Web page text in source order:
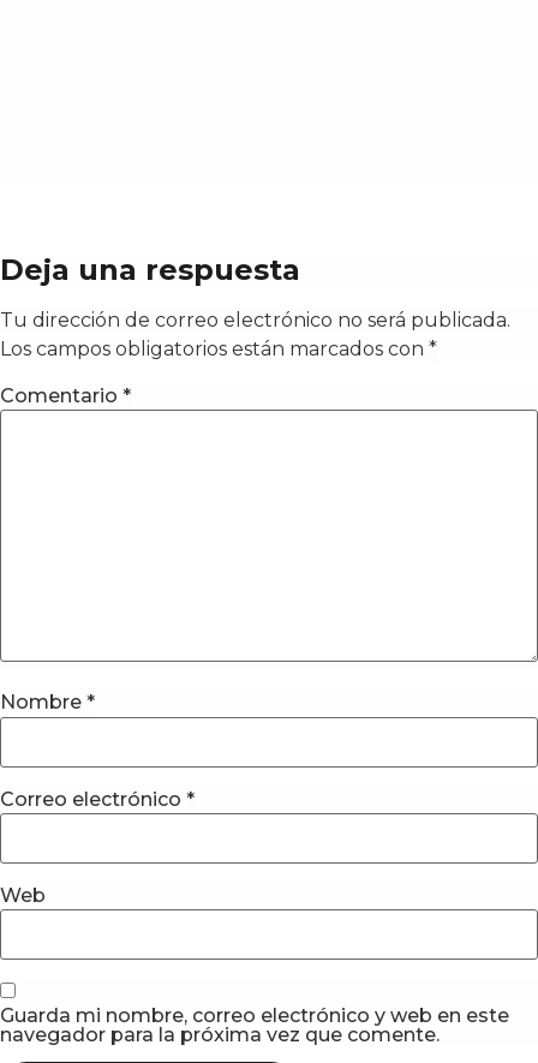
Deja una respuesta
Tu dirección de correo electrónico no será publicada.
Los campos obligatorios están marcados con *
Comentario *
Nombre *
Correo electrónico *
Web
Guarda mi nombre, correo electrónico y web en este
navegador para la próxima vez que comente.